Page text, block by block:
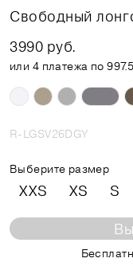
Свободный
3990 руб.
или 4 платежа по
R-LGSV26DGY
Выберите размер
XXS XS S